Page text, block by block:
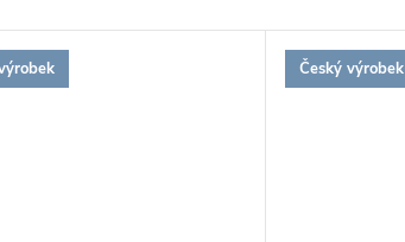
Český výrobek